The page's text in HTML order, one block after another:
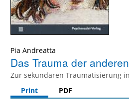
Pia Andreatta
Das Trauma der anderen
Zur sekundären Traumatisierung
Print
PDF